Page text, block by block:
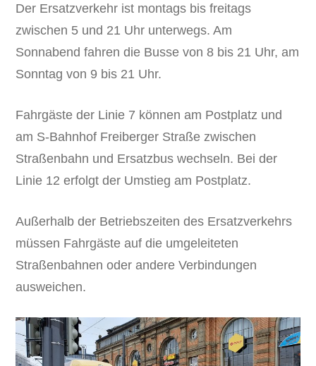
Der Ersatzverkehr ist montags bis freitags
zwischen 5 und 21 Uhr unterwegs. Am
Sonnabend fahren die Busse von 8 bis 21 Uhr, am
Sonntag von 9 bis 21 Uhr.
Fahrgäste der Linie 7 können am Postplatz und
am S-Bahnhof Freiberger Straße zwischen
Straßenbahn und Ersatzbus wechseln. Bei der
Linie 12 erfolgt der Umstieg am Postplatz.
Außerhalb der Betriebszeiten des Ersatzverkehrs
müssen Fahrgäste auf die umgeleiteten
Straßenbahnen oder andere Verbindungen
ausweichen.